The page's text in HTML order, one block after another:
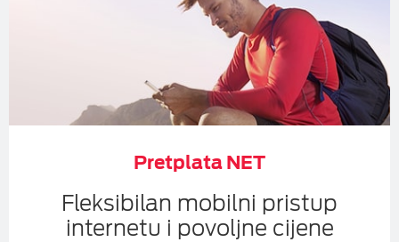
Pretplata NET
Fleksibilan mobilni pristup
internetu i povoljne cijene